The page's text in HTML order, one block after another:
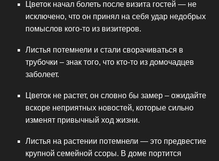
Цветок начал болеть после визита гостей — не
исключено, что он принял на себя удар недобрых
помыслов кого-то из визитеров.
Листья потемнели и стали сворачиваться в
трубочки – знак того, что кто-то из домочадцев
заболеет.
Цветок не растет, он словно бы замер – ожидайте
вскоре неприятных новостей, которые сильно
изменят привычный ход жизни.
Листья на растении потемнели — это предвестие
крупной семейной ссоры. В доме портится